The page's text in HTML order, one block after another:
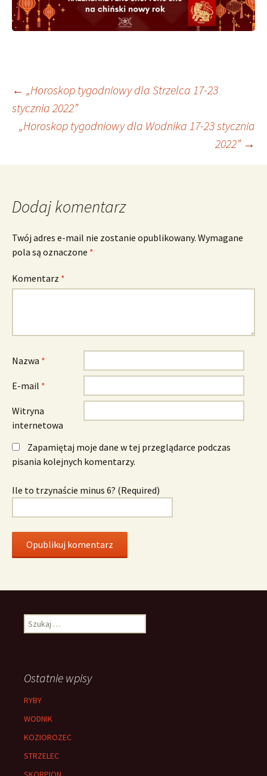
Nawigacja
wpisu
← „Horoskop tygodniowy dla Strzelca 17-23
stycznia 2022”
„Horoskop tygodniowy dla Wodnika 17-23 stycznia
2022” →
Dodaj komentarz
Twój adres e-mail nie zostanie opublikowany. Wymagane
pola są oznaczone *
Komentarz *
Nazwa *
E-mail *
Witryna
internetowa
Zapamiętaj moje dane w tej przeglądarce podczas
pisania kolejnych komentarzy.
Ile to trzynaście minus 6? (Required)
Szukaj:
Ostatnie wpisy
RYBY
WODNIK
KOZIOROZEC
STRZELEC